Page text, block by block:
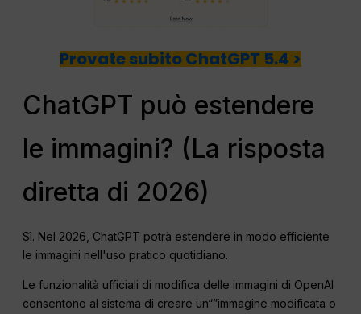
Provate subito ChatGPT 5.4 >
ChatGPT può estendere
le immagini? (La risposta
diretta di 2026)
Sì. Nel 2026, ChatGPT potrà estendere in modo efficiente
le immagini nell'uso pratico quotidiano.
Le funzionalità ufficiali di modifica delle immagini di OpenAI
consentono al sistema di creare un“”immagine modificata o